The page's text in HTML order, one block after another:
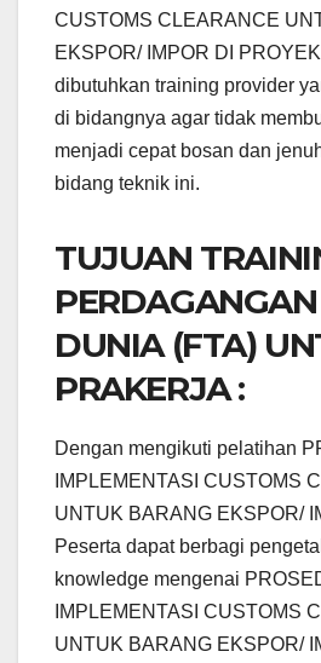
CUSTOMS CLEARANCE
EKSPOR/ IMPOR DI
dibutuhkan training provider
di bidangnya agar tidak
menjadi cepat bosan dan
bidang teknik ini.
TUJUAN
DUNIA (FTA)
PRAKERJA :
Dengan mengikuti pelatihan
IMPLEMENTASI CUSTOMS
UNTUK BARANG EKSPOR/
Peserta dapat berbagi
knowledge mengenai
IMPLEMENTASI CUSTOMS
UNTUK BARANG EKSPOR/